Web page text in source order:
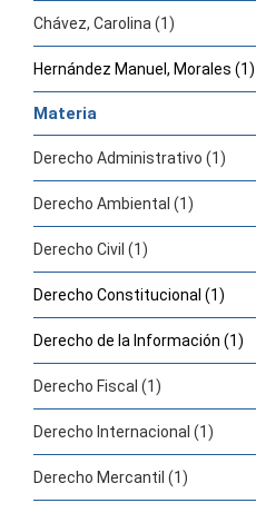
Chávez, Carolina (1)
Hernández Manuel, Morales (1)
Materia
Derecho Administrativo (1)
Derecho Ambiental (1)
Derecho Civil (1)
Derecho Constitucional (1)
Derecho de la Información (1)
Derecho Fiscal (1)
Derecho Internacional (1)
Derecho Mercantil (1)